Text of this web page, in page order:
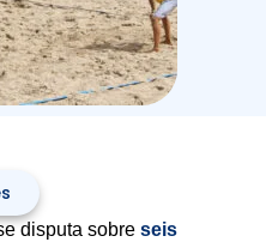
disputa sobre seis